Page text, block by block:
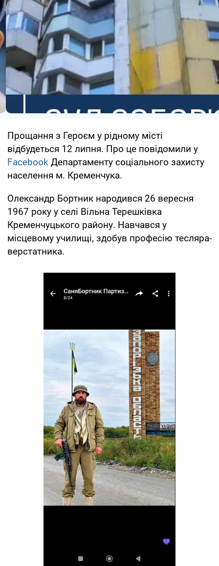
Прощання з Героєм у рідному місті
відбудеться 12 липня. Про це повідомили у
Facebook Департаменту соціального захисту
населення м. Кременчука.
Олександр Бортник народився 26 вересня
1967 року у селі Вільна Терешківка
Кременчуцького району. Навчався у
місцевому училищі, здобув професію тесляра-
верстатника.